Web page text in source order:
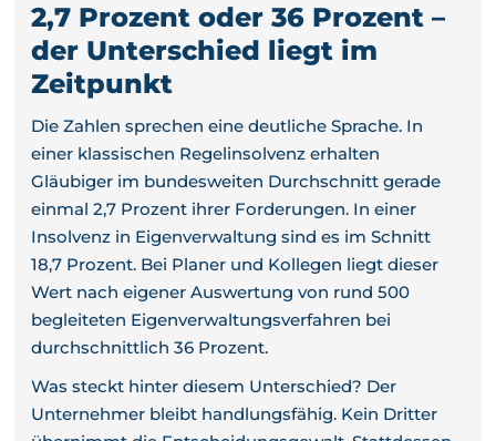
2,7 Prozent oder 36 Prozent –
der Unterschied liegt im
Zeitpunkt
Die Zahlen sprechen eine deutliche Sprache. In
einer klassischen Regelinsolvenz erhalten
Gläubiger im bundesweiten Durchschnitt gerade
einmal 2,7 Prozent ihrer Forderungen. In einer
Insolvenz in Eigenverwaltung sind es im Schnitt
18,7 Prozent. Bei Planer und Kollegen liegt dieser
Wert nach eigener Auswertung von rund 500
begleiteten Eigenverwaltungsverfahren bei
durchschnittlich 36 Prozent.
Was steckt hinter diesem Unterschied? Der
Unternehmer bleibt handlungsfähig. Kein Dritter